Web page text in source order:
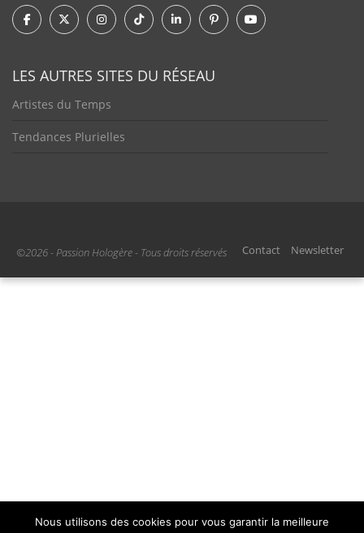
LES AUTRES SITES DU RÉSEAU
Artistes du Temps
Tendances Plurielles
©2026 - Passion Hologère - Tous droits réservés Contact Newsletter
Nous utilisons des cookies pour vous garantir la meilleure